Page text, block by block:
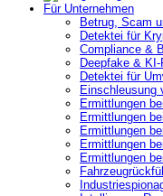
Für Unternehmen
Betrug, Scam
Detektei für
Compliance &
Deepfake &
Detektei für
Einschleusung
Ermittlungen
Ermittlungen
Ermittlungen
Ermittlungen
Ermittlungen